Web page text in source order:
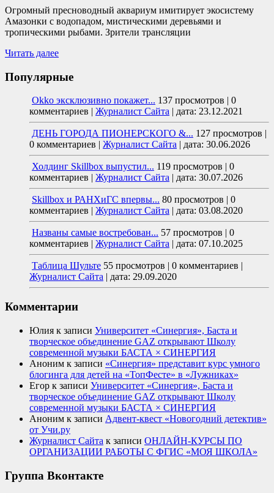
Огромный пресноводный аквариум имитирует экосистему
Амазонки с водопадом, мистическими деревьями и
тропическими рыбами. Зрители трансляции
Читать далее
Популярные
Okko эксклюзивно покажет... 137 просмотров
0
комментариев
Журналист Сайта дата: 23.12.2021
ДЕНЬ ГОРОДА ПИОНЕРСКОГО &... 127 просмотров
0 комментариев
Журналист Сайта дата: 30.06.2026
Холдинг Skillbox выпустил... 119 просмотров
0
комментариев
Журналист Сайта дата: 30.07.2026
Skillbox и РАНХиГС впервы... 80 просмотров
0
комментариев
Журналист Сайта дата: 03.08.2020
Названы самые востребован... 57 просмотров
0
комментариев
Журналист Сайта дата: 07.10.2025
Таблица Шульте 55 просмотров 0 комментариев
Журналист Сайта
дата: 29.09.2020
Комментарии
Юлия к записи Университет «Синергия», Баста и
творческое объединение GAZ открывают Школу
современной музыки БАСТА × СИНЕРГИЯ
Аноним к записи «Синергия» представит курс умного
блогинга для детей на «ТопФесте» в «Лужниках»
Егор к записи Университет «Синергия», Баста и
творческое объединение GAZ открывают Школу
современной музыки БАСТА × СИНЕРГИЯ
Аноним к записи Адвент-квест «Новогодний детектив»
от Учи.ру
Журналист Сайта к записи ОНЛАЙН-КУРСЫ ПО
ОРГАНИЗАЦИИ РАБОТЫ С ФГИС «МОЯ ШКОЛА»
Группа Вконтакте